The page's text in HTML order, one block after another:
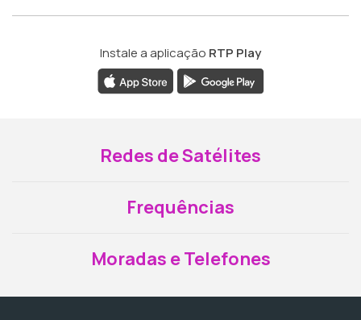
Instale a aplicação RTP Play
Redes de Satélites
Frequências
Moradas e Telefones